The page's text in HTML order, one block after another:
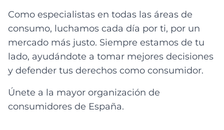
Como especialistas en todas las áreas de
consumo, luchamos cada día por ti, por un
mercado más justo. Siempre estamos de tu
lado, ayudándote a tomar mejores decisiones
y defender tus derechos como consumidor.
Únete a la mayor organización de
consumidores de España.